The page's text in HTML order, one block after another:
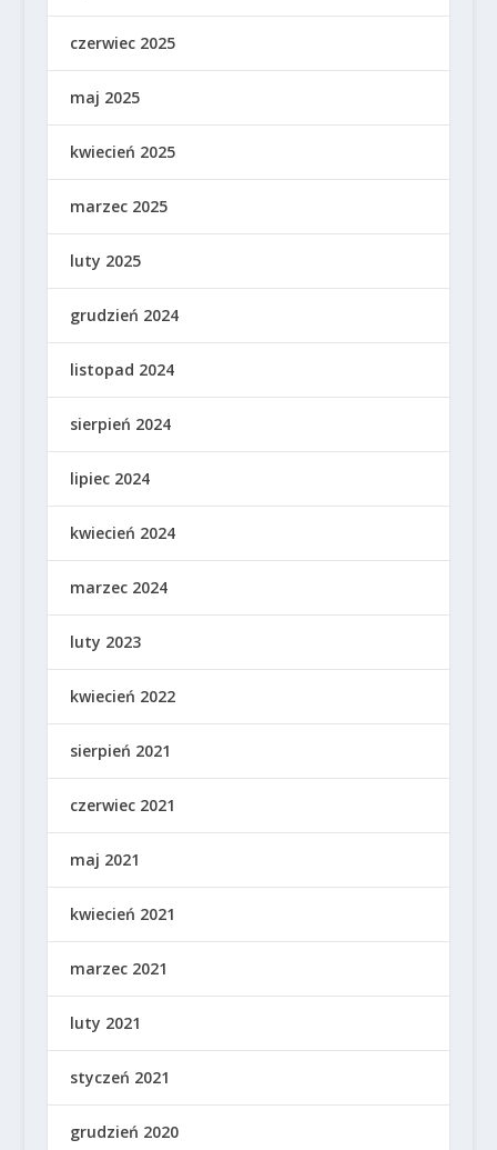
czerwiec 2025
maj 2025
kwiecień 2025
marzec 2025
luty 2025
grudzień 2024
listopad 2024
sierpień 2024
lipiec 2024
kwiecień 2024
marzec 2024
luty 2023
kwiecień 2022
sierpień 2021
czerwiec 2021
maj 2021
kwiecień 2021
marzec 2021
luty 2021
styczeń 2021
grudzień 2020